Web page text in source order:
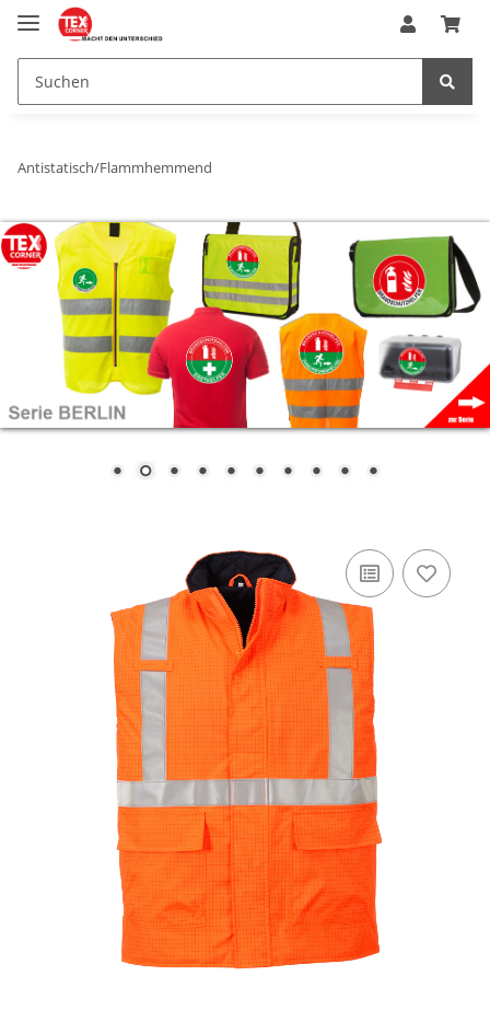
Antistatisch/Flammhemmend